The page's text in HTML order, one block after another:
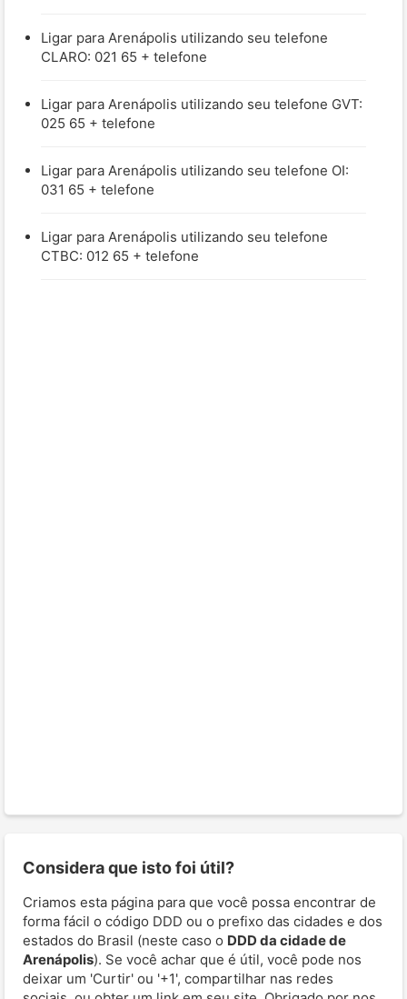
Ligar para Arenápolis utilizando seu telefone
CLARO: 021 65 + telefone
Ligar para Arenápolis utilizando seu telefone GVT:
025 65 + telefone
Ligar para Arenápolis utilizando seu telefone OI:
031 65 + telefone
Ligar para Arenápolis utilizando seu telefone
CTBC: 012 65 + telefone
Considera que isto foi útil?
Criamos esta página para que você possa encontrar de
forma fácil o código DDD ou o prefixo das cidades e dos
estados do Brasil (neste caso o DDD da cidade de
Arenápolis). Se você achar que é útil, você pode nos
deixar um 'Curtir' ou '+1', compartilhar nas redes